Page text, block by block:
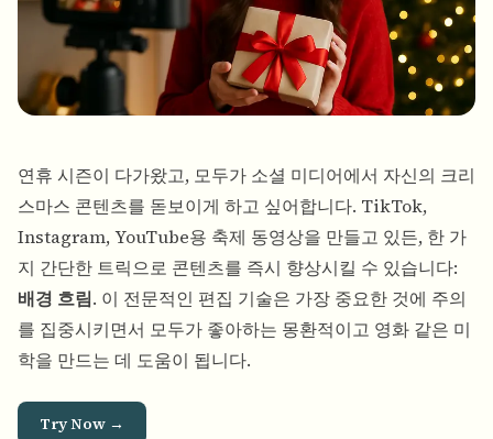
문의 양식
비디오 인텔리전스
연휴 시즌이 다가왔고, 모두가 소셜 미디어에서 자신의 크리
스마스 콘텐츠를 돋보이게 하고 싶어합니다. TikTok,
Instagram, YouTube용 축제 동영상을 만들고 있든, 한 가
지 간단한 트릭으로 콘텐츠를 즉시 향상시킬 수 있습니다:
배경 흐림. 이 전문적인 편집 기술은 가장 중요한 것에 주의
를 집중시키면서 모두가 좋아하는 몽환적이고 영화 같은 미
학을 만드는 데 도움이 됩니다.
Try Now →